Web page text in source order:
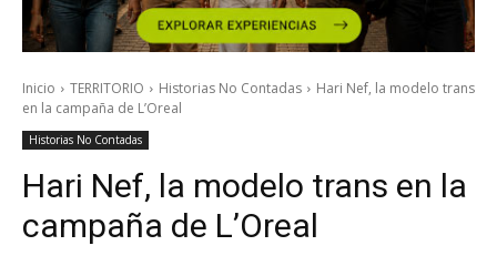
Inicio TERRITORIO Historias No Contadas
Hari Nef, la modelo trans
en la campaña de L’Oreal
Historias No Contadas
Hari Nef, la modelo trans en la
campaña de L’Oreal